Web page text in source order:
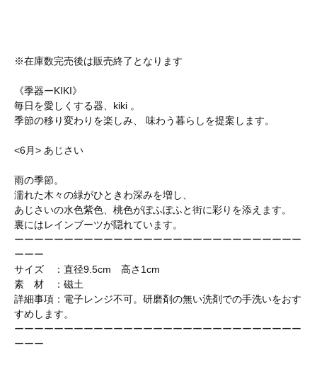
※在庫数完売後は販売終了となります
《季器ーKIKI》
毎日を愛しくする器、kiki 。
季節の移り変わりを楽しみ、 味わう暮らしを提案します。
<6月> あじさい
雨の季節。
濡れた木々の緑がひときわ深みを増し、
あじさいの水色紫色、桃色がぽふぽふと街に彩りを添えます。
裏にはレインブーツが隠れています。
ーーーーーーーーーーーーーーーーーーーーーーーーーーーーー
ーーー
サイズ ：直径9.5cm 高さ1cm
素 材 ：磁土
詳細事項：電子レンジ不可。研磨剤の無い洗剤での手洗いをおす
すめします。
ーーーーーーーーーーーーーーーーーーーーーーーーーーーーー
ーーー